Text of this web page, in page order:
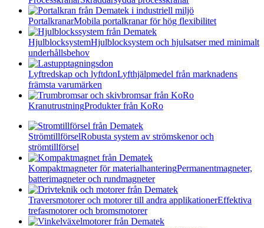
PortalkranarMobila portalkranar för hög flexibilitet
HjulblocksystemHjulblocksystem och hjulsatser med minimalt
underhållsbehov
Lyftredskap och lyftdonLyfthjälpmedel från marknadens
främsta varumärken
KranutrustningProdukter från KoRo
StrömtillförselRobusta system av strömskenor och
strömtillförsel
Kompaktmagneter för materialhanteringPermanentmagneter,
batterimagneter och rundmagneter
Traversmotorer och motorer till andra applikationerEffektiva
trefasmotorer och bromsmotorer